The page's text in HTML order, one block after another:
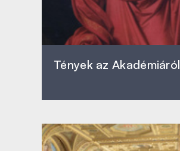
Tények az Akadémiáról